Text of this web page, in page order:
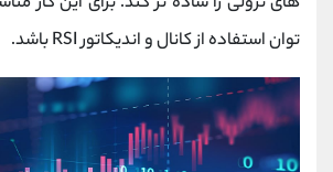
توان استفاده از کانال و اندیکاتور RSI باشد.